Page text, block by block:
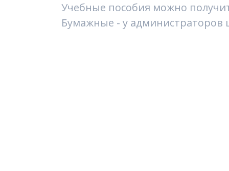
Учебные пособия можно
Бумажные - у